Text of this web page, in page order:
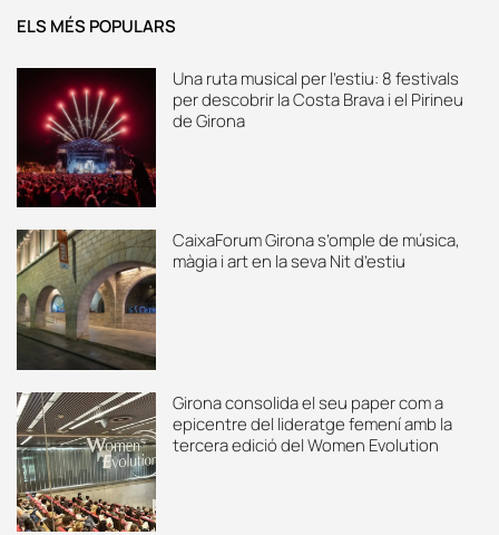
ELS MÉS POPULARS
Una ruta musical per l’estiu: 8 festivals
per descobrir la Costa Brava i el Pirineu
de Girona
CaixaForum Girona s’omple de música,
màgia i art en la seva Nit d’estiu
Girona consolida el seu paper com a
epicentre del lideratge femení amb la
tercera edició del Women Evolution